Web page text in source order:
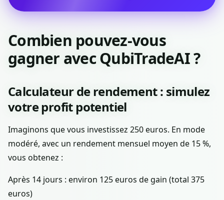
Combien pouvez-vous
gagner avec QubiTradeAI ?
Calculateur de rendement : simulez
votre profit potentiel
Imaginons que vous investissez 250 euros. En mode
modéré, avec un rendement mensuel moyen de 15 %,
vous obtenez :
Après 14 jours : environ 125 euros de gain (total 375
euros)